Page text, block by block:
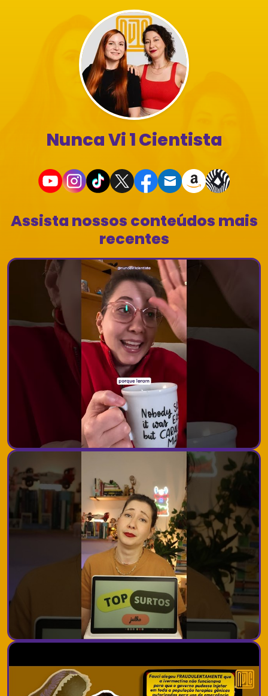
Nunca Vi 1 Cientista
Assista nossos conteúdos mais
recentes